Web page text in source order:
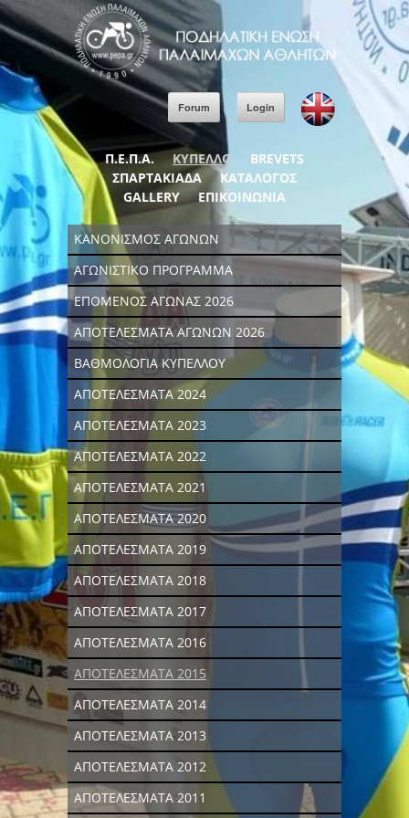
Forum Login
Π.Ε.Π.Α. ΚΥΠΕΛΛΟ
BREVETS
ΣΠΑΡΤΑΚΙΑΔΑ
ΚΑΤΑΛΟΓΟΣ
GALLERY
ΕΠΙΚΟΙΝΩΝΙΑ
ΚΑΝΟΝΙΣΜΟΣ ΑΓΩΝΩΝ
ΑΓΩΝΙΣΤΙΚΟ ΠΡΟΓΡΑΜΜΑ
ΕΠΟΜΕΝΟΣ ΑΓΩΝΑΣ 2026
ΑΠΟΤΕΛΕΣΜΑΤΑ ΑΓΩΝΩΝ 2026
ΒΑΘΜΟΛΟΓΙΑ ΚΥΠΕΛΛΟΥ
ΑΠΟΤΕΛΕΣΜΑΤΑ 2024
ΑΠΟΤΕΛΕΣΜΑΤΑ 2023
ΑΠΟΤΕΛΕΣΜΑΤΑ 2022
ΑΠΟΤΕΛΕΣΜΑΤΑ 2021
ΑΠΟΤΕΛΕΣΜΑΤΑ 2020
ΑΠΟΤΕΛΕΣΜΑΤΑ 2019
ΑΠΟΤΕΛΕΣΜΑΤΑ 2018
ΑΠΟΤΕΛΕΣΜΑΤΑ 2017
ΑΠΟΤΕΛΕΣΜΑΤΑ 2016
ΑΠΟΤΕΛΕΣΜΑΤΑ 2015
ΑΠΟΤΕΛΕΣΜΑΤΑ 2014
ΑΠΟΤΕΛΕΣΜΑΤΑ 2013
ΑΠΟΤΕΛΕΣΜΑΤΑ 2012
ΑΠΟΤΕΛΕΣΜΑΤΑ 2011